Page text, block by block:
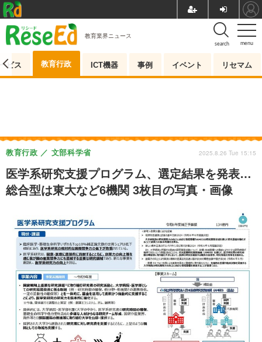
menu
search
教育業界ニュース
ビス 教育行政 ICT機器 事例 イベント リセマム
医学系研究支援プログラム、選定結果を発表…
総合型は東大など6機関 3枚目の写真・画像
教育行政 文部科学省 2025.8.26 Tue 15:15